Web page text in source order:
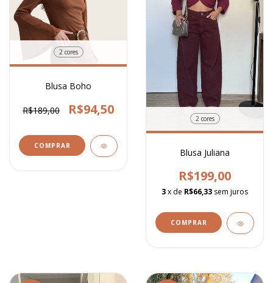
2 cores
Blusa Boho
R$189,00 R$94,50
COMPRAR
2 cores
Blusa Juliana
R$199,00
3x de R$66,33 sem juros
COMPRAR